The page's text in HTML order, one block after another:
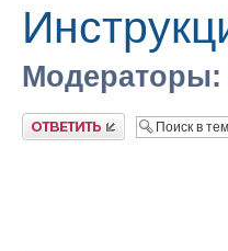
Модераторы:
Ответить